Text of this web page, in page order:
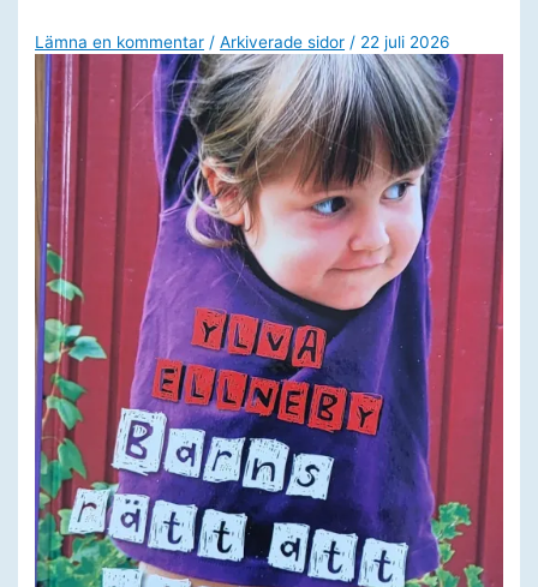
Lämna en kommentar /Arkiverade sidor / 22 juli 2026